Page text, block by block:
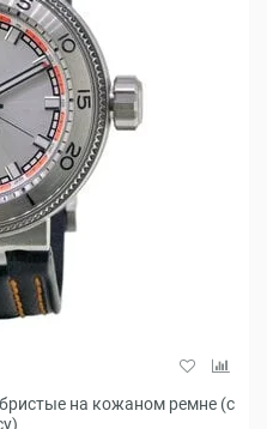
на кожаном ремне (с